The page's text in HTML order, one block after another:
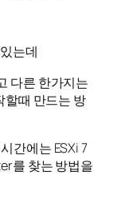
는데
다른 한가지는
할때 만드는 방
간에는 ESXi 7
를 찾는 방법을